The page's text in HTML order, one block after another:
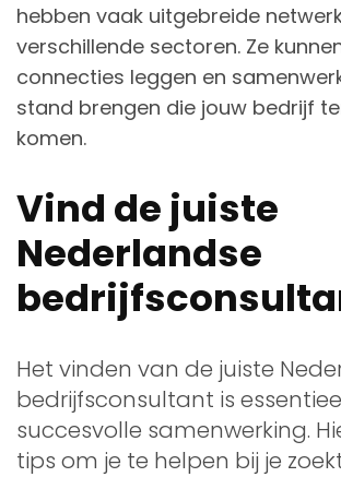
hebben vaak uitgebreide
verschillende sectoren. Ze
connecties leggen en
stand brengen die jouw bedrijf
komen.
Vind de juiste
Nederlandse
Het vinden van de juiste
bedrijfsconsultant is
succesvolle samenwerking.
tips om je te helpen bij je